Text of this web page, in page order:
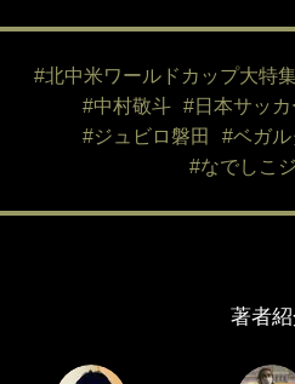
#北中米ワールドカップ大特
#中村敬斗
#日本サッカ
#ジュビロ磐田
#ベガル
#なでしこ
著者